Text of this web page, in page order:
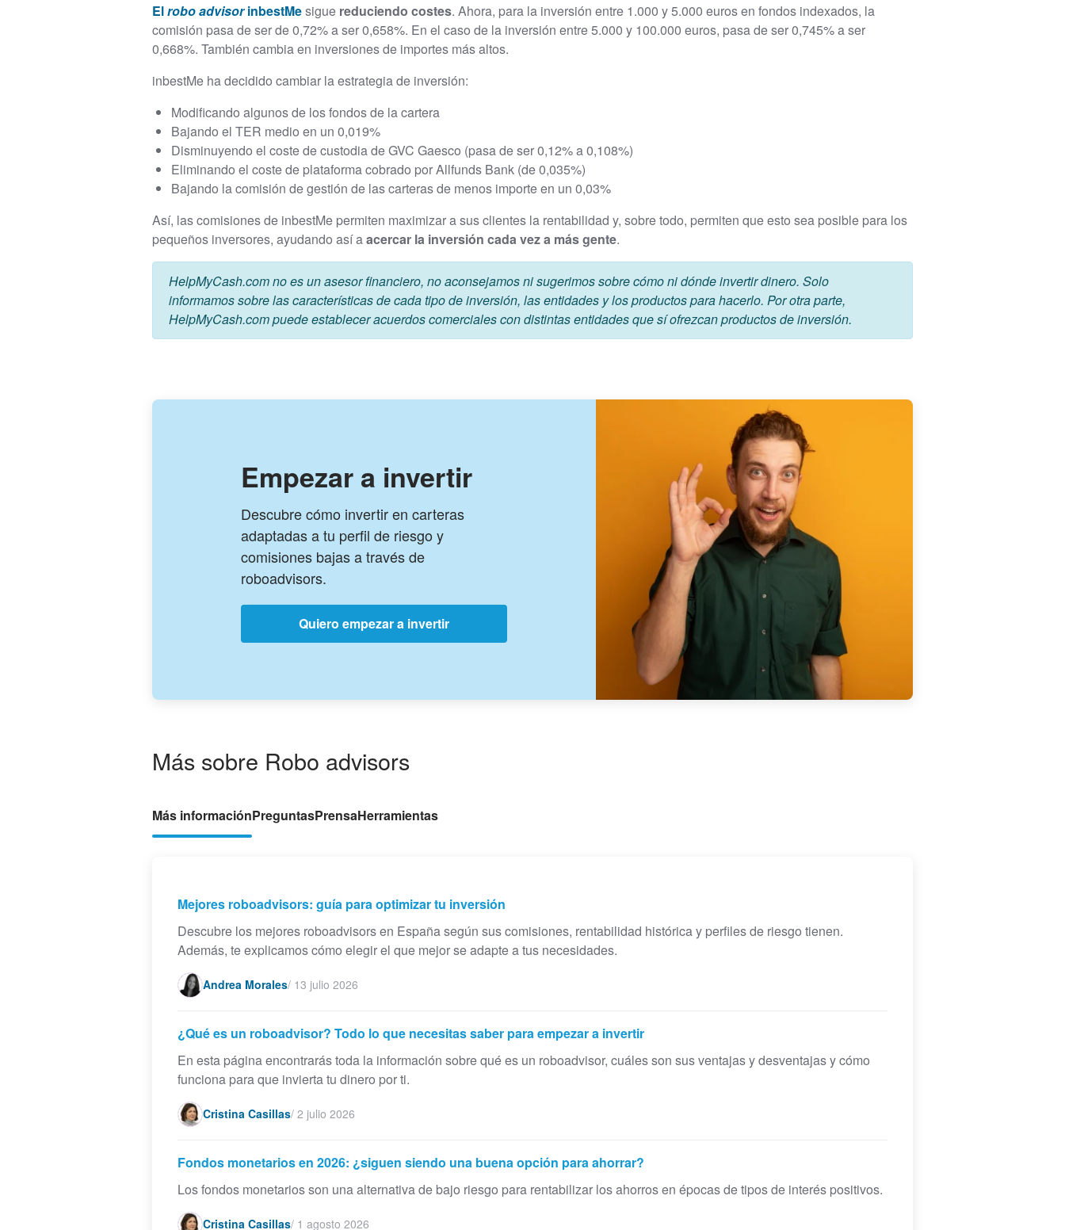
Elrobo advisorinbestMesigue reduciendo costes. Ahora, para la inversión entre 1.000 y 5.000 euros en fondos indexados, la
comisión pasa de ser de 0,72% a ser 0,658%. En el caso de la inversión entre 5.000 y 100.000 euros, pasa de ser 0,745% a ser
0,668%. También cambia en inversiones de importes más altos.
inbestMe ha decidido cambiar la estrategia de inversión:
Modificando algunos de los fondos de la cartera
Bajando el TER medio en un 0,019%
Disminuyendo el coste de custodia de GVC Gaesco (pasa de ser 0,12% a 0,108%)
Eliminando el coste de plataforma cobrado por Allfunds Bank (de 0,035%)
Bajando la comisión de gestión de las carteras de menos importe en un 0,03%
Así, las comisiones de inbestMe permiten maximizar a sus clientes la rentabilidad y, sobre todo, permiten que esto sea posible para los
pequeños inversores, ayudando así a acercar la inversión cada vez a más gente.
HelpMyCash.com no es un asesor financiero, no aconsejamos ni sugerimos sobre cómo ni dónde invertir dinero. Solo
informamos sobre las características de cada tipo de inversión, las entidades y los productos para hacerlo. Por otra parte,
HelpMyCash.com puede establecer acuerdos comerciales con distintas entidades que sí ofrezcan productos de inversión.
Empezar a invertir
Descubre cómo invertir en carteras
adaptadas a tu perfil de riesgo y
comisiones bajas a través de
roboadvisors.
Quiero empezar a invertir
Más sobre Robo advisors
Más informaciónPreguntasPrensaHerramientas
Mejores roboadvisors: guía para optimizar tu inversión
Descubre los mejores roboadvisors en España según sus comisiones, rentabilidad histórica y perfiles de riesgo tienen.
Además, te explicamos cómo elegir el que mejor se adapte a tus necesidades.
Andrea Morales/ 13 julio 2026
¿Qué es un roboadvisor? Todo lo que necesitas saber para empezar a invertir
En esta página encontrarás toda la información sobre qué es un roboadvisor, cuáles son sus ventajas y desventajas y cómo
funciona para que invierta tu dinero por ti.
Cristina Casillas/ 2 julio 2026
Fondos monetarios en 2026: ¿siguen siendo una buena opción para ahorrar?
Los fondos monetarios son una alternativa de bajo riesgo para rentabilizar los ahorros en épocas de tipos de interés positivos.
Cristina Casillas/ 1 agosto 2026